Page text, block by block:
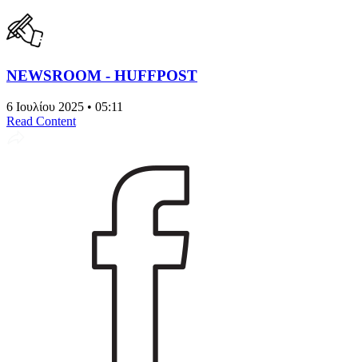
NEWSROOM - HUFFPOST
6 Ιουλίου 2025 • 05:11
Read Content